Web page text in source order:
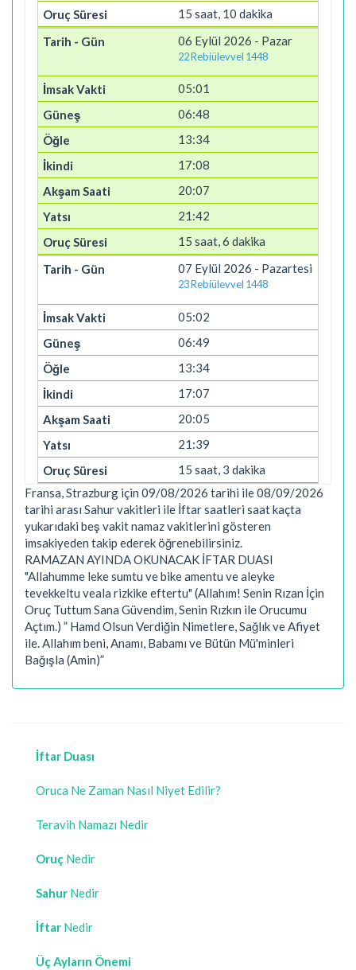
15 saat, 10 dakika
06 Eylül 2026 - Pazar
22 Rebiülevvel 1448
05:01
06:48
13:34
17:08
20:07
21:42
15 saat, 6 dakika
07 Eylül 2026 - Pazartesi
23 Rebiülevvel 1448
05:02
06:49
13:34
17:07
20:05
21:39
15 saat, 3 dakika
Fransa, Strazburg için 09/08/2026 tarihi ile 08/09/2026
tarihi arası Sahur vakitleri ile İftar saatleri saat kaçta
yukarıdaki beş vakit namaz vakitlerini gösteren
imsakiyeden takip ederek öğrenebilirsiniz.
RAMAZAN AYINDA OKUNACAK İFTAR DUASI
"Allahumme leke sumtu ve bike amentu ve aleyke
tevekkeltu veala rizkike eftertu" (Allahım! Senin Rızan İçin
Oruç Tuttum Sana Güvendim, Senin Rızkın ile Orucumu
Açtım.) ” Hamd Olsun Verdiğin Nimetlere, Sağlık ve Afiyet
ile. Allahım beni, Anamı, Babamı ve Bütün Mü'minleri
Bağışla (Amin)”
İftar Duası
Oruca Ne Zaman Nasıl Niyet Edilir?
Teravih Namazı Nedir
Oruç Nedir
Sahur Nedir
İftar Nedir
Üç Ayların Önemi